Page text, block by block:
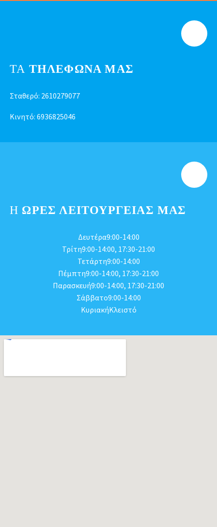
ΤΑ ΤΗΛΕΦΩΝΑ ΜΑΣ
Σταθερό: 2610279077
Κινητό: 6936825046
Η ΩΡΕΣ ΛΕΙΤΟΥΡΓΕΊΑΣ ΜΑΣ
Δευτέρα9:00-14:00
Τρίτη9:00-14:00, 17:30-21:00
Τετάρτη9:00-14:00
Πέμπτη9:00-14:00, 17:30-21:00
Παρασκευή9:00-14:00, 17:30-21:00
Σάββατο9:00-14:00
ΚυριακήΚλειστό